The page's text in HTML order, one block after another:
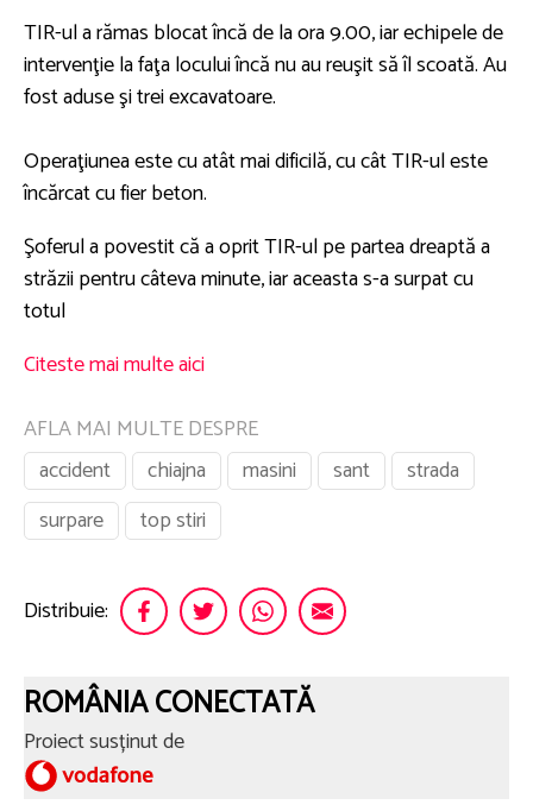
TIR-ul a rămas blocat încă de la ora 9.00, iar echipele de
intervenţie la faţa locului încă nu au reuşit să îl scoată. Au
fost aduse şi trei excavatoare.
Operaţiunea este cu atât mai dificilă, cu cât TIR-ul este
încărcat cu fier beton.
Şoferul a povestit că a oprit TIR-ul pe partea dreaptă a
străzii pentru câteva minute, iar aceasta s-a surpat cu
totul
Citeste mai multe aici
AFLA MAI MULTE DESPRE
accident
chiajna masini sant
strada
surpare
top stiri
Distribuie:
ROMÂNIA CONECTATĂ
Proiect susținut de